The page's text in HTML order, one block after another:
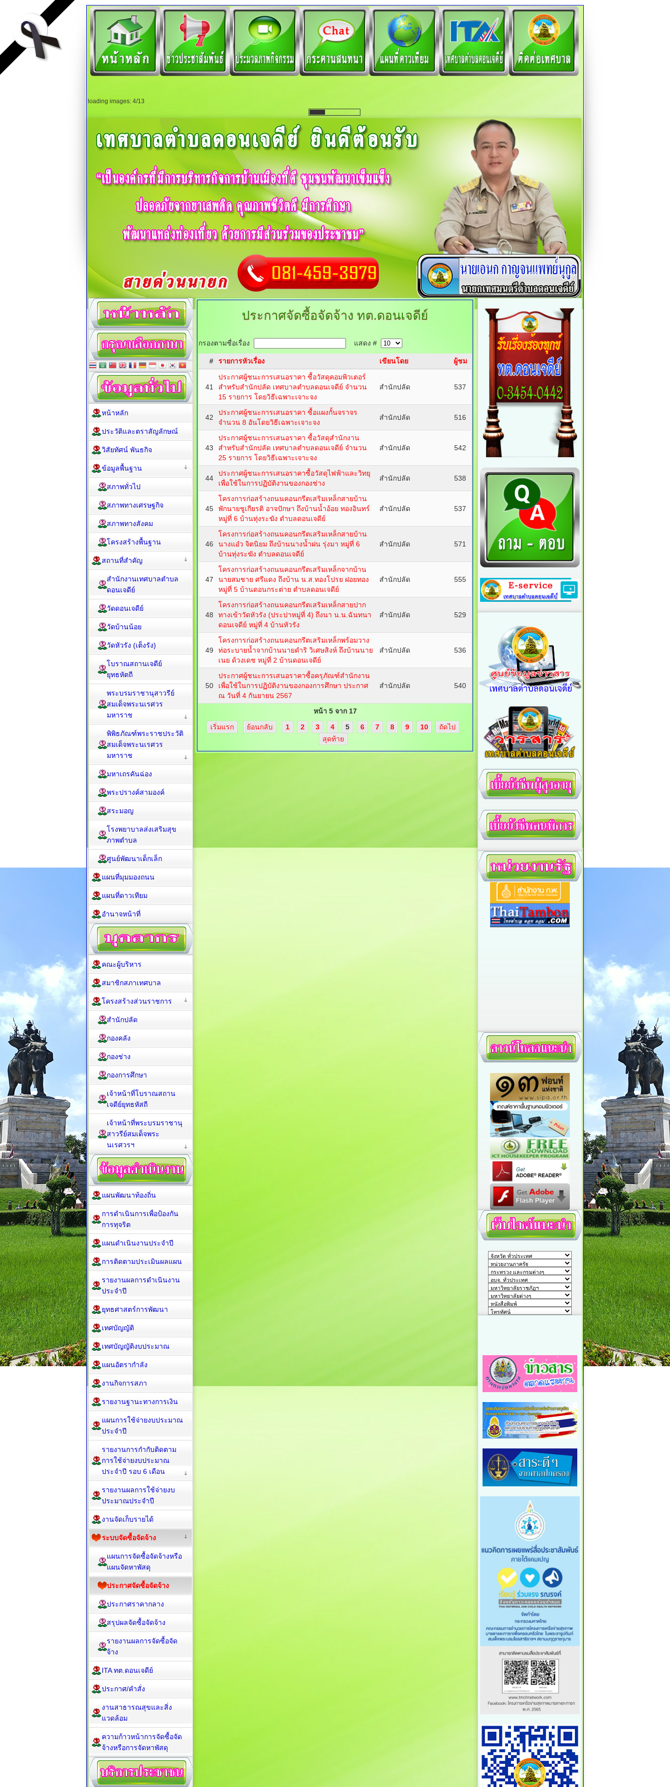
loading images: 9/13
ประกาศจัดซื้อจัดจ้าง ทต.ดอนเจดีย์
กรองตามชื่อเรื่อง แสดง #
# รายการหัวเรื่อง เขียนโดย ผู้ชม
41
ประกาศผู้ชนะการเสนอราคา ซื้อวัสดุคอมพิวเตอร์
สำหรับสำนักปลัด เทศบาลตำบลดอนเจดีย์ จำนวน
15 รายการ โดยวิธีเฉพาะเจาะจง
สำนักปลัด 537
42
ประกาศผู้ชนะการเสนอราคา ซื้อแผงกั้นจราจร
จำนวน 8 อันโดยวิธีเฉพาะเจาะจง
สำนักปลัด 516
43
ประกาศผู้ชนะการเสนอราคา ซื้อวัสดุสำนักงาน
สำหรับสำนักปลัด เทศบาลตำบลดอนเจดีย์ จำนวน
25 รายการ โดยวิธีเฉพาะเจาะจง
สำนักปลัด 542
44
ประกาศผู้ชนะการเสนอราคาซื้อวัสดุไฟฟ้าและวิทยุ
เพื่อใช้ในการปฏิบัติงานของกองช่าง
สำนักปลัด 538
45
โครงการก่อสร้างถนนคอนกรีตเสริมเหล็กสายบ้าน
พักนายชูเกียรติ อาจปักษา ถึงบ้านน้ำอ้อย ทองอินทร์
หมู่ที่ 6 บ้านทุ่งระฆัง ตำบลดอนเจดีย์
สำนักปลัด 537
46
โครงการก่อสร้างถนนคอนกรีตเสริมเหล็กสายบ้าน
นางแอ๋ว จิตนิยม ถึงบ้านนางน้ำฝน รุ่งมา หมู่ที่ 6
บ้านทุ่งระฆัง ตำบลดอนเจดีย์
สำนักปลัด 571
47
โครงการก่อสร้างถนนคอนกรีตเสริมเหล็กจากบ้าน
นายสมชาย ศรีแดง ถึงบ้าน น.ส.ทองโปรย ฝอยทอง
หมู่ที่ 5 บ้านดอนกระต่าย ตำบลดอนเจดีย์
สำนักปลัด 555
48
โครงการก่อสร้างถนนคอนกรีตเสริมเหล็กสายปาก
ทางเข้าวัดหัวรัง (ประปาหมู่ที่ 4) ถึงนา น.น.ฉันทนา
ดอนเจดีย์ หมู่ที่ 4 บ้านหัวรัง
สำนักปลัด 529
49
โครงการก่อสร้างถนนคอนกรีตเสริมเหล็กพร้อมวาง
ท่อระบายน้ำจากบ้านนายดำริ วิเศษสิงห์ ถึงบ้านนาย
เนย ด้วงเดช หมู่ที่ 2 บ้านดอนเจดีย์
สำนักปลัด 536
50
ประกาศผู้ชนะการเสนอราคาซื้อครุภัณฑ์สำนักงาน
เพื่อใช้ในการปฏิบัติงานของกองการศึกษา ประกาศ
ณ วันที่ 4 กันยายน 2567
สำนักปลัด 540
หน้า 5 จาก 17
เริ่มแรก
ย้อนกลับ 1 2 3 4 5 6 7 8 9 10
ถัดไป
สุดท้าย
หน้าหลัก
ประวัติและตราสัญลักษณ์
วิสัยทัศน์ พันธกิจ
ข้อมูลพื้นฐาน
สภาพทั่วไป
สภาพทางเศรษฐกิจ
สภาพทางสังคม
โครงสร้างพื้นฐาน
สถานที่สำคัญ
สำนักงานเทศบาลตำบล
ดอนเจดีย์
วัดดอนเจดีย์
วัดบ้านน้อย
วัดหัวรัง (เต็งรัง)
โบราณสถานเจดีย์
ยุทธหัตถี
พระบรมราชานุสาวรีย์
สมเด็จพระนเรศวร
มหาราช
พิพิธภัณฑ์พระราชประวัติ
สมเด็จพระนเรศวร
มหาราช
มหาเถรคันฉ่อง
พระปรางค์สามองค์
สระมอญ
โรงพยาบาลส่งเสริมสุข
ภาพตำบล
ศูนย์พัฒนาเด็กเล็ก
แผนที่มุมมองถนน
แผนที่ดาวเทียม
อำนาจหน้าที่
คณะผู้บริหาร
สมาชิกสภาเทศบาล
โครงสร้างส่วนราชการ
สำนักปลัด
กองคลัง
กองช่าง
กองการศึกษา
เจ้าหน้าที่โบราณสถาน
เจดีย์ยุทธหัสถี
เจ้าหน้าที่พระบรมราชานุ
สาวรีย์สมเด็จพระ
นเรศวรฯ
แผนพัฒนาท้องถิ่น
การดำเนินการเพื่อป้องกัน
การทุจริต
แผนดำเนินงานประจำปี
การติดตามประเมินผลแผน
รายงานผลการดำเนินงาน
ประจำปี
ยุทธศาสตร์การพัฒนา
เทศบัญญัติ
เทศบัญญัติงบประมาณ
แผนอัตรากำลัง
งานกิจการสภา
รายงานฐานะทางการเงิน
แผนการใช้จ่ายงบประมาณ
ประจำปี
รายงานการกำกับติดตาม
การใช้จ่ายงบประมาณ
ประจำปี รอบ 6 เดือน
รายงานผลการใช้จ่ายงบ
ประมาณประจำปี
งานจัดเก็บรายได้
ระบบจัดซื้อจัดจ้าง
แผนการจัดซื้อจัดจ้างหรือ
แผนจัดหาพัสดุ
ประกาศจัดซื้อจัดจ้าง
ประกาศราคากลาง
สรุปผลจัดซื้อจัดจ้าง
รายงานผลการจัดซื้อจัด
จ้าง
ITA ทต.ดอนเจดีย์
ประกาศ/คำสั่ง
งานสาธารณสุขและสิ่ง
แวดล้อม
ความก้าวหน้าการจัดซื้อจัด
จ้างหรือการจัดหาพัสดุ